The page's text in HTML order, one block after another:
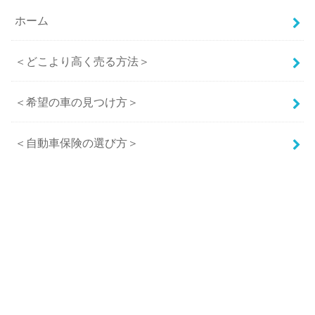
ホーム
＜どこより高く売る方法＞
＜希望の車の見つけ方＞
＜自動車保険の選び方＞